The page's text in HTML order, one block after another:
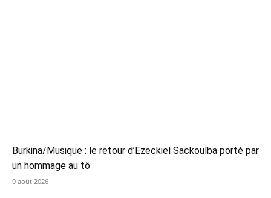
Burkina/Musique : le retour d’Ezeckiel Sackoulba porté par
un hommage au tô
9 août 2026